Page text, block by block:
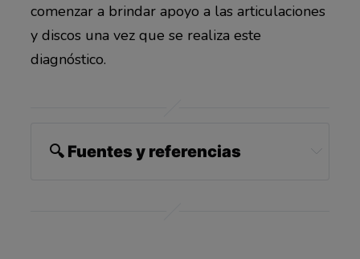
comenzar a brindar apoyo a las articulaciones
y discos una vez que se realiza este
diagnóstico.
🔍 Fuentes y referencias